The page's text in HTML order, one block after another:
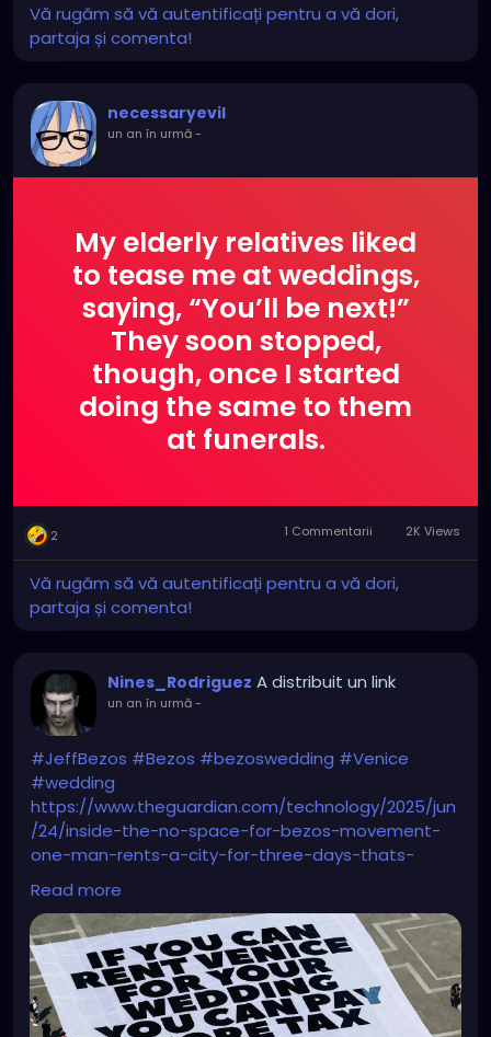
Vă rugăm să vă autentificați pentru a vă dori,
partaja și comenta!
necessaryevil
un an în urmă-
My elderly relatives liked
to tease me at weddings,
saying, “You’ll be next!”
They soon stopped,
though, once I started
doing the same to them
at funerals.
2 1 Commentarii 2K Views
Vă rugăm să vă autentificați pentru a vă dori,
partaja și comenta!
Nines_Rodriguez A distribuit un link
un an în urmă-
#JeffBezos #Bezos #bezoswedding #Venice
#wedding
https://www.theguardian.com/technology/2025/jun
/24/inside-the-no-space-for-bezos-movement-
one-man-rents-a-city-for-three-days-thats-
obscene
Read more